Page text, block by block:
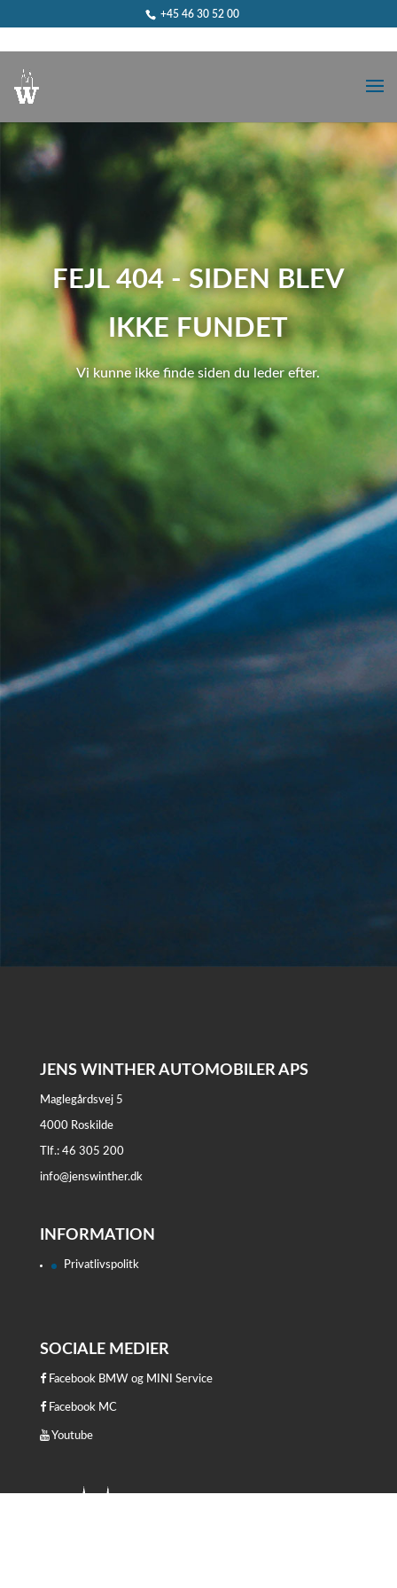
+45 46 30 52 00
FEJL 404 - SIDEN BLEV
IKKE FUNDET
Vi kunne ikke finde siden du leder efter.
JENS WINTHER AUTOMOBILER APS
Maglegårdsvej 5
4000 Roskilde
Tlf.: 46 305 200
info@jenswinther.dk
INFORMATION
Privatlivspolitk
SOCIALE MEDIER
Facebook BMW og MINI Service
Facebook MC
Youtube